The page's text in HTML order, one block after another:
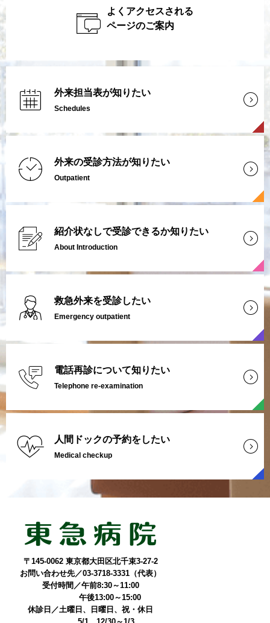
よくアクセスされる
ページのご案内
外来担当表が知りたい
Schedules
外来の受診方法が知りたい
Outpatient
紹介状なしで受診できるか知りたい
About Introduction
救急外来を受診したい
Emergency outpatient
電話再診について知りたい
Telephone re-examination
人間ドックの予約をしたい
Medical checkup
〒145-0062 東京都大田区北千束3-27-2
お問い合わせ先／03-3718-3331（代表）
受付時間／午前8:30～11:00
午後13:00～15:00
休診日／土曜日、日曜日、祝・休日